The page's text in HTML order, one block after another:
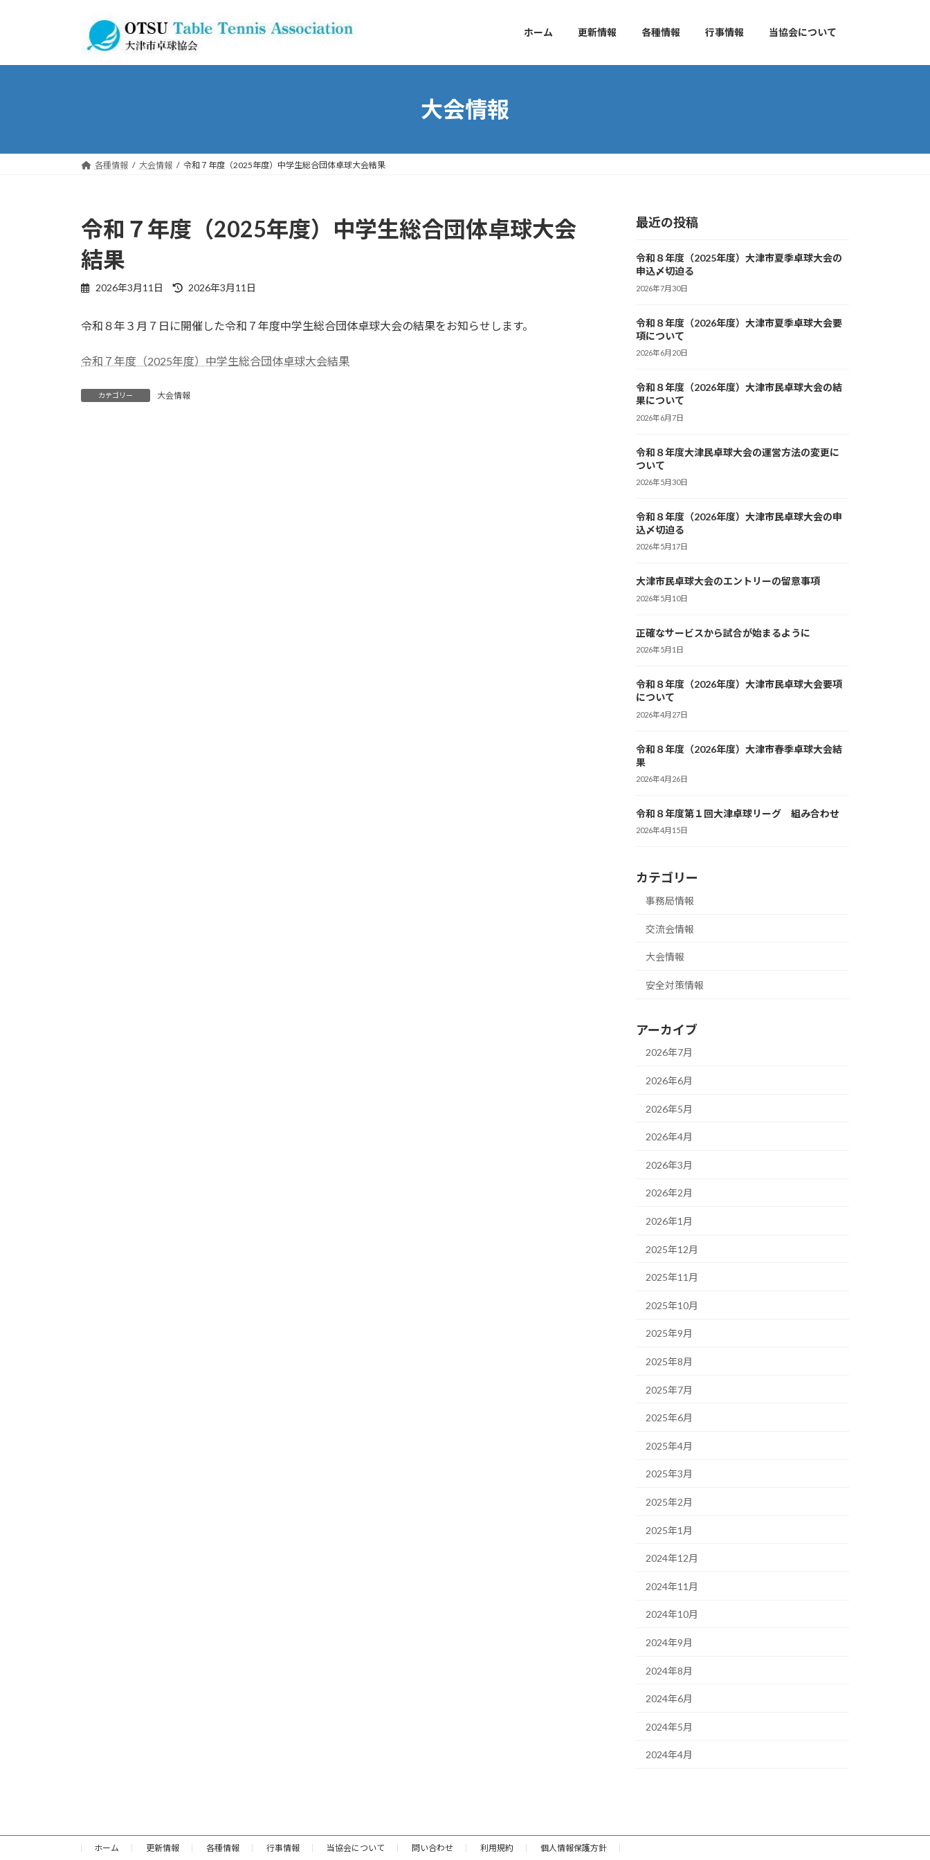
プ
動
ホーム 更新情報 各種情報 行事情報 当協会について
大会情報
各種情報 大会情報 令和７年度（2025年度）中学生総合団体卓球大会結果
令和７年度（2025年度）中学生総合団体卓球大会
結果
2026年3月11日
最
新
時
:
2026年3月11日
令和８年３月７日に開催した令和７年度中学生総合団体卓球大会の結果をお知らせします。
令和７年度（2025年度）中学生総合団体卓球大会結果
カテゴリー 大会情報
最近の投稿
令和８年度（2025年度）大津市夏季卓球大会の
申込〆切迫る
2026年7月30日
令和８年度（2026年度）大津市夏季卓球大会要
項について
2026年6月20日
令和８年度（2026年度）大津市民卓球大会の結
果について
2026年6月7日
令和８年度大津民卓球大会の運営方法の変更に
ついて
2026年5月30日
令和８年度（2026年度）大津市民卓球大会の申
込〆切迫る
2026年5月17日
大津市民卓球大会のエントリーの留意事項
2026年5月10日
正確なサービスから試合が始まるように
2026年5月1日
令和８年度（2026年度）大津市民卓球大会要項
について
2026年4月27日
令和８年度（2026年度）大津市春季卓球大会結
果
2026年4月26日
令和８年度第１回大津卓球リーグ 組み合わせ
2026年4月15日
カテゴリー
事務局情報
交流会情報
大会情報
安全対策情報
アーカイブ
2026年7月
2026年6月
2026年5月
2026年4月
2026年3月
2026年2月
2026年1月
2025年12月
2025年11月
2025年10月
2025年9月
2025年8月
2025年7月
2025年6月
2025年4月
2025年3月
2025年2月
2025年1月
2024年12月
2024年11月
2024年10月
2024年9月
2024年8月
2024年6月
2024年5月
2024年4月
ホーム 更新情報 各種情報 行事情報 当協会について 問い合わせ 利用規約 個人情報保護方針